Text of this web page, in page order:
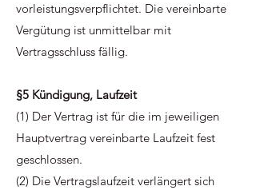
vorleistungsverpflichtet. Die vereinbarte
Vergütung ist unmittelbar mit
Vertragsschluss fällig.
§5 Kündigung, Laufzeit
(1) Der Vertrag ist für die im jeweiligen
Hauptvertrag vereinbarte Laufzeit fest
geschlossen.
(2) Die Vertragslaufzeit verlängert sich